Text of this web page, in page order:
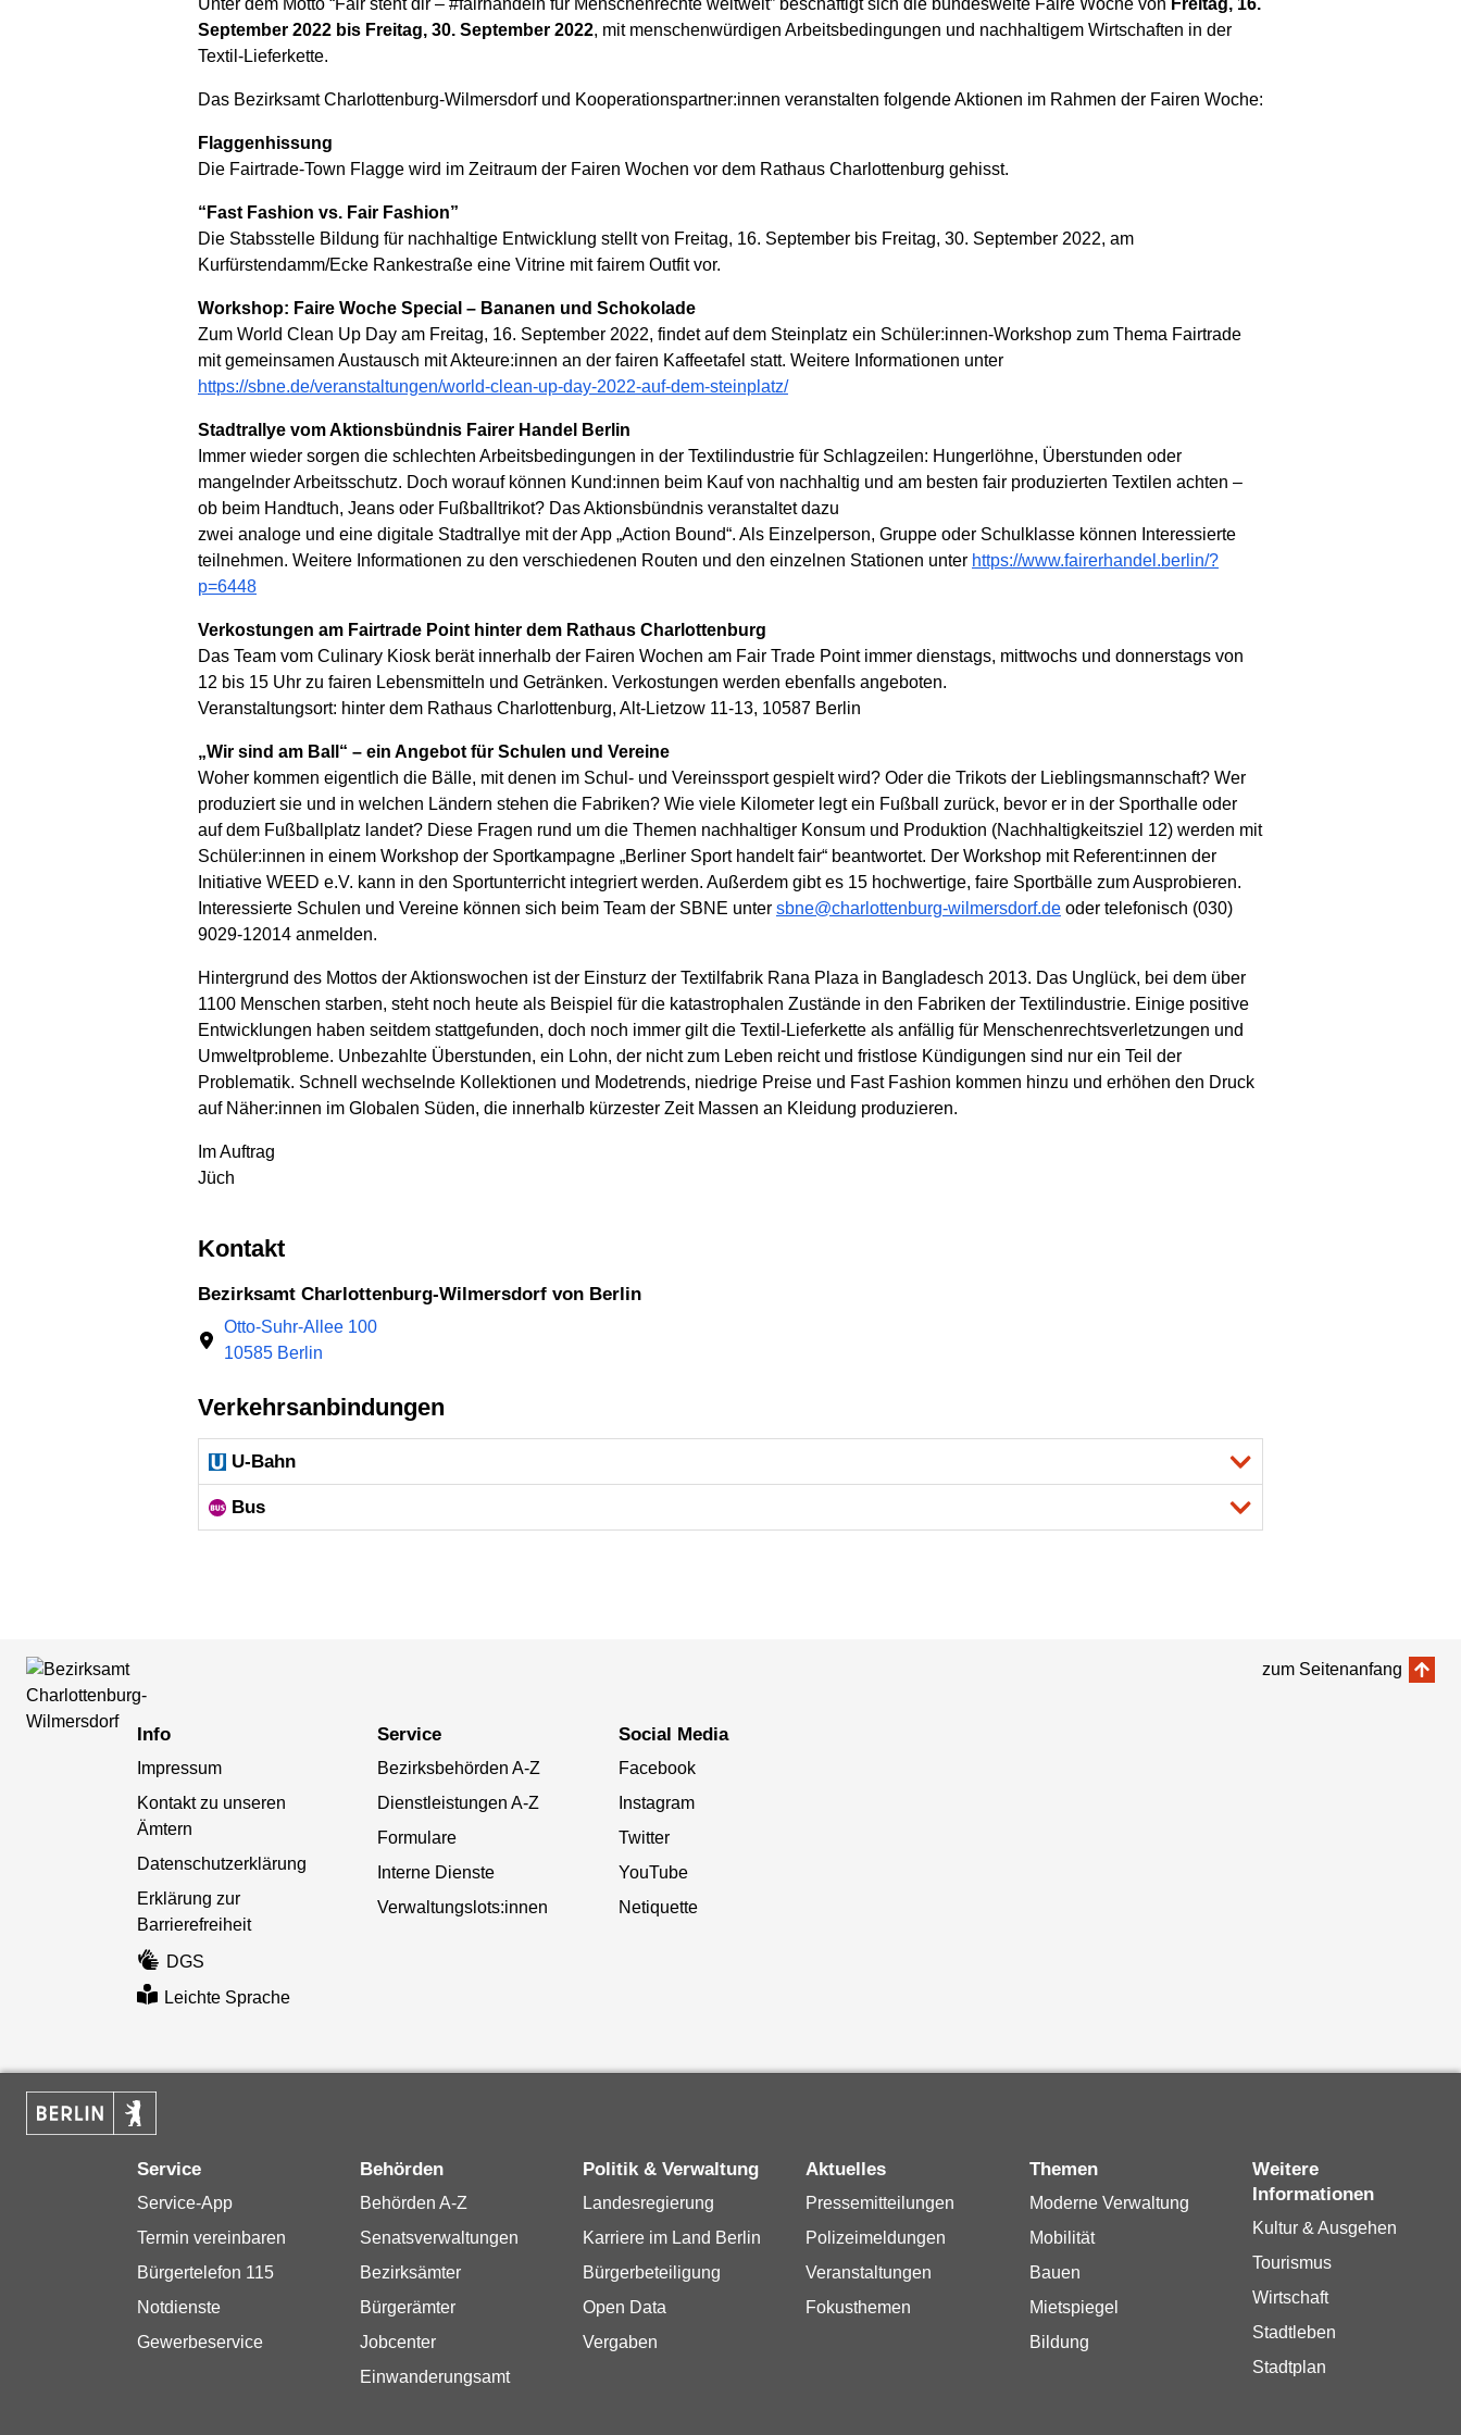
Unter dem Motto “Fair steht dir – #fairhandeln für Menschenrechte weltweit” beschäftigt sich die bundesweite Faire Woche von Freitag, 16.
September 2022 bis Freitag, 30. September 2022, mit menschenwürdigen Arbeitsbedingungen und nachhaltigem Wirtschaften in der
Textil-Lieferkette.
Das Bezirksamt Charlottenburg-Wilmersdorf und Kooperationspartner:innen veranstalten folgende Aktionen im Rahmen der Fairen Woche:
Flaggenhissung
Die Fairtrade-Town Flagge wird im Zeitraum der Fairen Wochen vor dem Rathaus Charlottenburg gehisst.
“Fast Fashion vs. Fair Fashion”
Die Stabsstelle Bildung für nachhaltige Entwicklung stellt von Freitag, 16. September bis Freitag, 30. September 2022, am
Kurfürstendamm/Ecke Rankestraße eine Vitrine mit fairem Outfit vor.
Workshop: Faire Woche Special – Bananen und Schokolade
Zum World Clean Up Day am Freitag, 16. September 2022, findet auf dem Steinplatz ein Schüler:innen-Workshop zum Thema Fairtrade
mit gemeinsamen Austausch mit Akteure:innen an der fairen Kaffeetafel statt. Weitere Informationen unter
https://sbne.de/veranstaltungen/world-clean-up-day-2022-auf-dem-steinplatz/
Stadtrallye vom Aktionsbündnis Fairer Handel Berlin
Immer wieder sorgen die schlechten Arbeitsbedingungen in der Textilindustrie für Schlagzeilen: Hungerlöhne, Überstunden oder
mangelnder Arbeitsschutz. Doch worauf können Kund:innen beim Kauf von nachhaltig und am besten fair produzierten Textilen achten –
ob beim Handtuch, Jeans oder Fußballtrikot? Das Aktionsbündnis veranstaltet dazu
zwei analoge und eine digitale Stadtrallye mit der App „Action Bound“. Als Einzelperson, Gruppe oder Schulklasse können Interessierte
teilnehmen. Weitere Informationen zu den verschiedenen Routen und den einzelnen Stationen unter https://www.fairerhandel.berlin/?
p=6448
Verkostungen am Fairtrade Point hinter dem Rathaus Charlottenburg
Das Team vom Culinary Kiosk berät innerhalb der Fairen Wochen am Fair Trade Point immer dienstags, mittwochs und donnerstags von
12 bis 15 Uhr zu fairen Lebensmitteln und Getränken. Verkostungen werden ebenfalls angeboten.
Veranstaltungsort: hinter dem Rathaus Charlottenburg, Alt-Lietzow 11-13, 10587 Berlin
„Wir sind am Ball“ – ein Angebot für Schulen und Vereine
Woher kommen eigentlich die Bälle, mit denen im Schul- und Vereinssport gespielt wird? Oder die Trikots der Lieblingsmannschaft? Wer
produziert sie und in welchen Ländern stehen die Fabriken? Wie viele Kilometer legt ein Fußball zurück, bevor er in der Sporthalle oder
auf dem Fußballplatz landet? Diese Fragen rund um die Themen nachhaltiger Konsum und Produktion (Nachhaltigkeitsziel 12) werden mit
Schüler:innen in einem Workshop der Sportkampagne „Berliner Sport handelt fair“ beantwortet. Der Workshop mit Referent:innen der
Initiative WEED e.V. kann in den Sportunterricht integriert werden. Außerdem gibt es 15 hochwertige, faire Sportbälle zum Ausprobieren.
Interessierte Schulen und Vereine können sich beim Team der SBNE unter sbne@charlottenburg-wilmersdorf.de oder telefonisch (030)
9029-12014 anmelden.
Hintergrund des Mottos der Aktionswochen ist der Einsturz der Textilfabrik Rana Plaza in Bangladesch 2013. Das Unglück, bei dem über
1100 Menschen starben, steht noch heute als Beispiel für die katastrophalen Zustände in den Fabriken der Textilindustrie. Einige positive
Entwicklungen haben seitdem stattgefunden, doch noch immer gilt die Textil-Lieferkette als anfällig für Menschenrechtsverletzungen und
Umweltprobleme. Unbezahlte Überstunden, ein Lohn, der nicht zum Leben reicht und fristlose Kündigungen sind nur ein Teil der
Problematik. Schnell wechselnde Kollektionen und Modetrends, niedrige Preise und Fast Fashion kommen hinzu und erhöhen den Druck
auf Näher:innen im Globalen Süden, die innerhalb kürzester Zeit Massen an Kleidung produzieren.
Im Auftrag
Jüch
Kontakt
Bezirksamt Charlottenburg-Wilmersdorf von Berlin
Otto-Suhr-Allee 100
10585 Berlin
Verkehrsanbindungen
U-Bahn
Bus
zum Seitenanfang
Info
Impressum
Kontakt zu unseren
Ämtern
Datenschutzerklärung
Erklärung zur
Barrierefreiheit
DGS
Leichte Sprache
Service
Bezirksbehörden A-Z
Dienstleistungen A-Z
Formulare
Interne Dienste
Verwaltungslots:innen
Social Media
Facebook
Instagram
Twitter
YouTube
Netiquette
Service
Service-App
Termin vereinbaren
Bürgertelefon 115
Notdienste
Gewerbeservice
Behörden
Behörden A-Z
Senatsverwaltungen
Bezirksämter
Bürgerämter
Jobcenter
Einwanderungsamt
Politik & Verwaltung
Landesregierung
Karriere im Land Berlin
Bürgerbeteiligung
Open Data
Vergaben
Aktuelles
Pressemitteilungen
Polizeimeldungen
Veranstaltungen
Fokusthemen
Themen
Moderne Verwaltung
Mobilität
Bauen
Mietspiegel
Bildung
Weitere
Informationen
Kultur & Ausgehen
Tourismus
Wirtschaft
Stadtleben
Stadtplan